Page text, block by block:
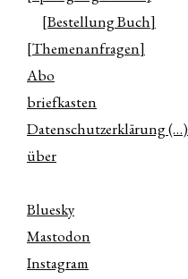
[Bestellung Buch]
[Themenanfragen]
Abo
briefkasten
Datenschutzerklärung (…)
über
Bluesky
Mastodon
Instagram